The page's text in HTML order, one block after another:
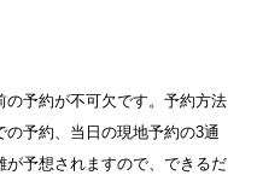
予約が不可欠です。予約方法
予約、当日の現地予約の3通
が予想されますので、できるだ